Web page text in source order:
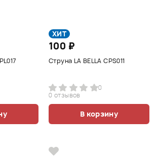
ХИТ
100 ₽
Струна LA BELLA CPS011
0
0 отзывов
В корзину